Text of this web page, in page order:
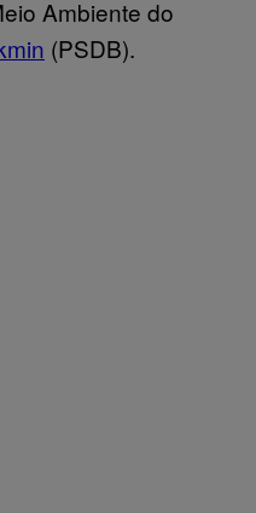
Ambiente do
(PSDB).